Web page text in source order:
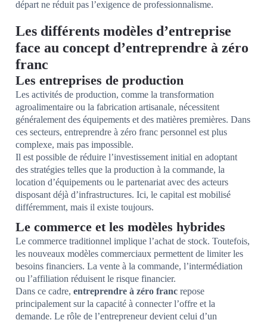
départ ne réduit pas l’exigence de professionnalisme.
Les différents modèles d’entreprise
face au concept d’entreprendre à zéro
franc
Les entreprises de production
Les activités de production, comme la transformation
agroalimentaire ou la fabrication artisanale, nécessitent
généralement des équipements et des matières premières. Dans
ces secteurs, entreprendre à zéro franc personnel est plus
complexe, mais pas impossible.
Il est possible de réduire l’investissement initial en adoptant
des stratégies telles que la production à la commande, la
location d’équipements ou le partenariat avec des acteurs
disposant déjà d’infrastructures. Ici, le capital est mobilisé
différemment, mais il existe toujours.
Le commerce et les modèles hybrides
Le commerce traditionnel implique l’achat de stock. Toutefois,
les nouveaux modèles commerciaux permettent de limiter les
besoins financiers. La vente à la commande, l’intermédiation
ou l’affiliation réduisent le risque financier.
Dans ce cadre, entreprendre à zéro franc repose
principalement sur la capacité à connecter l’offre et la
demande. Le rôle de l’entrepreneur devient celui d’un